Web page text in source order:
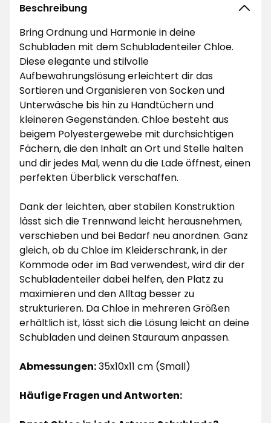
Beschreibung
Bring Ordnung und Harmonie in deine
Schubladen mit dem Schubladenteiler Chloe.
Diese elegante und stilvolle
Aufbewahrungslösung erleichtert dir das
Sortieren und Organisieren von Socken und
Unterwäsche bis hin zu Handtüchern und
kleineren Gegenständen. Chloe besteht aus
beigem Polyestergewebe mit durchsichtigen
Fächern, die den Inhalt an Ort und Stelle halten
und dir jedes Mal, wenn du die Lade öffnest, einen
perfekten Überblick verschaffen.
Dank der leichten, aber stabilen Konstruktion
lässt sich die Trennwand leicht herausnehmen,
verschieben und bei Bedarf neu anordnen. Ganz
gleich, ob du Chloe im Kleiderschrank, in der
Kommode oder im Bad verwendest, wird dir der
Schubladenteiler dabei helfen, den Platz zu
maximieren und den Alltag besser zu
strukturieren. Da Chloe in mehreren Größen
erhältlich ist, lässt sich die Lösung leicht an deine
Schubladen und deinen Stauraum anpassen.
Abmessungen:35x10x11 cm (Small)
Häufige Fragen und Antworten: